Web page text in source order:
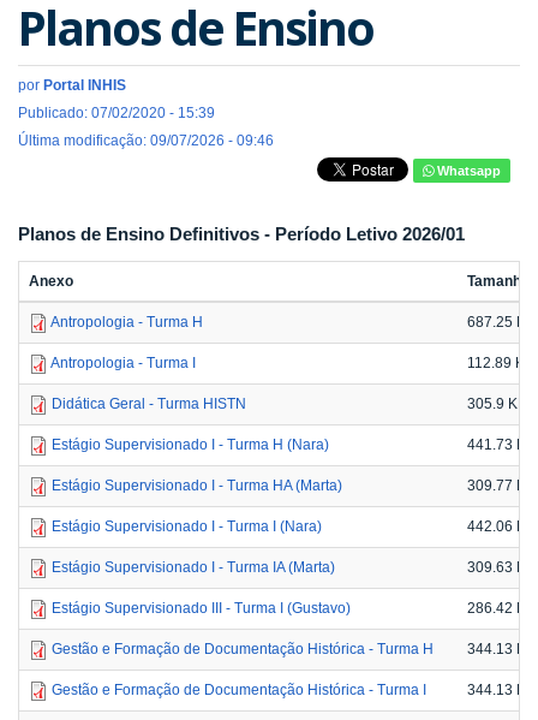
Planos de Ensino
por Portal INHIS
Publicado: 07/02/2020 - 15:39
Última modificação: 09/07/2026 - 09:46
Whatsapp
Planos de Ensino Definitivos - Período Letivo 2026/01
Anexo Tamanho
Antropologia - Turma H 687.25 KB
Antropologia - Turma I 112.89 KB
Didática Geral - Turma HISTN 305.9 KB
Estágio Supervisionado I - Turma H (Nara) 441.73 KB
Estágio Supervisionado I - Turma HA (Marta) 309.77 KB
Estágio Supervisionado I - Turma I (Nara) 442.06 KB
Estágio Supervisionado I - Turma IA (Marta) 309.63 KB
Estágio Supervisionado III - Turma I (Gustavo) 286.42 KB
Gestão e Formação de Documentação Histórica - Turma H 344.13 KB
Gestão e Formação de Documentação Histórica - Turma I 344.13 KB